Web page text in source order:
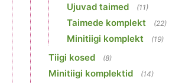
Ujuvad taimed (11)
Taimede komplekt (22)
Minitiigi komplekt (19)
Tiigi kosed (8)
Minitiigi komplektid (14)